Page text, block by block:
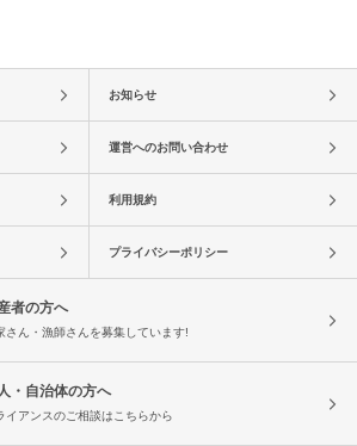
お知らせ
運営へのお問い合わせ
利用規約
プライバシーポリシー
者の方へ
さん・漁師さんを募集しています!
・自治体の方へ
イアンスのご相談はこちらから